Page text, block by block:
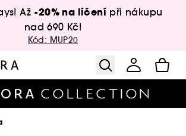
obsah
Až -20% na líčení při nákupu
nad 690 Kč!
Kód: MUP20